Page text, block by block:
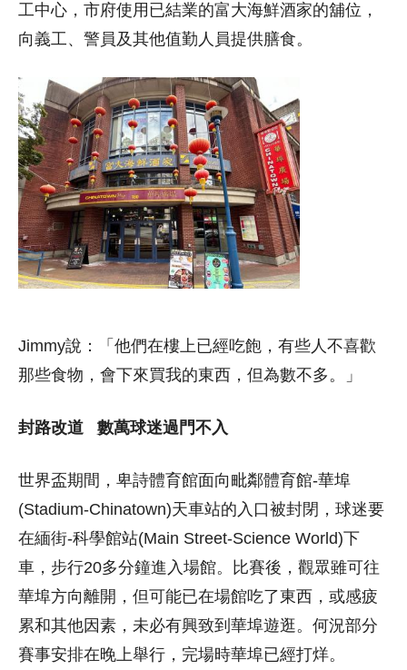
工中心，市府使用已結業的富大海鮮酒家的舖位，
向義工、警員及其他值勤人員提供膳食。
Jimmy說：「他們在樓上已經吃飽，有些人不喜歡
那些食物，會下來買我的東西，但為數不多。」
封路改道 數萬球迷過門不入
世界盃期間，卑詩體育館面向毗鄰體育館-華埠
(Stadium-Chinatown)天車站的入口被封閉，球迷要
在緬街-科學館站(Main Street-Science World)下
車，步行20多分鐘進入場館。比賽後，觀眾雖可往
華埠方向離開，但可能已在場館吃了東西，或感疲
累和其他因素，未必有興致到華埠遊逛。何況部分
賽事安排在晚上舉行，完場時華埠已經打烊。